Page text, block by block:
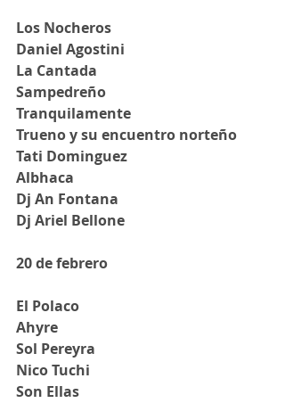
Los Nocheros
Daniel Agostini
La Cantada
Sampedreño
Tranquilamente
Trueno y su encuentro norteño
Tati Dominguez
Albhaca
Dj An Fontana
Dj Ariel Bellone
20 de febrero
El Polaco
Ahyre
Sol Pereyra
Nico Tuchi
Son Ellas